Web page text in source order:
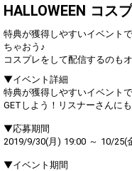
Show Gold to purchase gifts
(available from 1 JPY)!
continue to send gifts to
performer(s), the
popularity ranking and your
ranking go up.
To cheer on performers, you
send them gifts.
To send performers paid
you must use Show Gold.
HALLOWEEN コス
特典が獲得しやすいイベント
ちゃおう♪
コスプレをして配信するのも
▼イベント詳細
特典が獲得しやすいイベント
GETしよう！リスナーさんに
▼応募期間
2019/9/30(月) 19:00 ～ 10/
▼イベント期間